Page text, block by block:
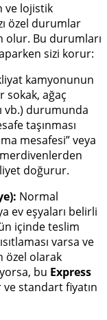
ve lojistik
özel durumlar
olur. Bu durumları
sizi korur:
kamyonunun
sokak, ağaç
vb.) durumunda
taşınması
mesafesi” veya
doğurur.
Normal
ev eşyaları belirli
içinde teslim
varsa ve
özel olarak
bu Express
ve standart fiyatın